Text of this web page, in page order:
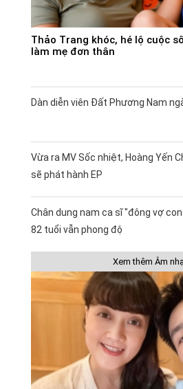
Thảo Trang khóc, hé lộ cuộc
làm mẹ đơn thân
Dàn diễn viên Đất Phương Nam
Vừa ra MV Sốc nhiệt, Hoàng Yến
sẽ phát hành EP
Chân dung nam ca sĩ "đông vợ
82 tuổi vẫn phong độ
Xem thêm Âm